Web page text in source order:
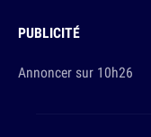
PUBLICITÉ
Annoncer sur 10h26